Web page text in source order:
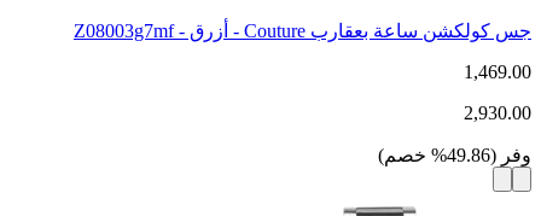
جس كولكشن ساعة بعقارب Couture - أزرق - Z08003g7mf
1,469.00
2,930.00
وفر (
49.86
% خصم)